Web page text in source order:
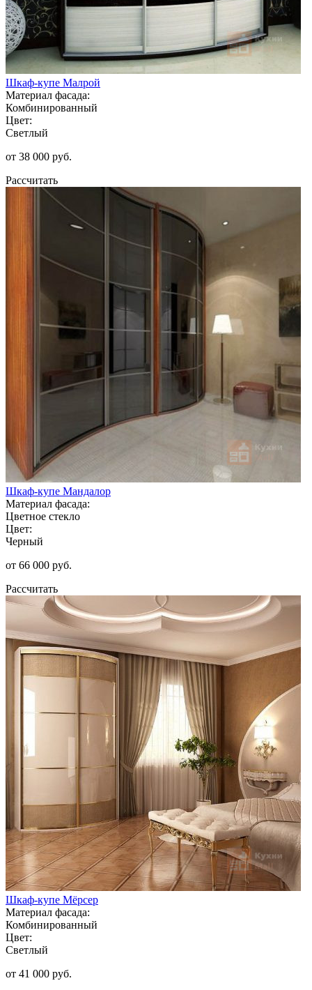
Шкаф-купе Малрой
Материал фасада:
Комбинированный
Цвет:
Светлый
от 38 000 руб.
Рассчитать
Шкаф-купе Мандалор
Материал фасада:
Цветное стекло
Цвет:
Черный
от 66 000 руб.
Рассчитать
Шкаф-купе Мёрсер
Материал фасада:
Комбинированный
Цвет:
Светлый
от 41 000 руб.